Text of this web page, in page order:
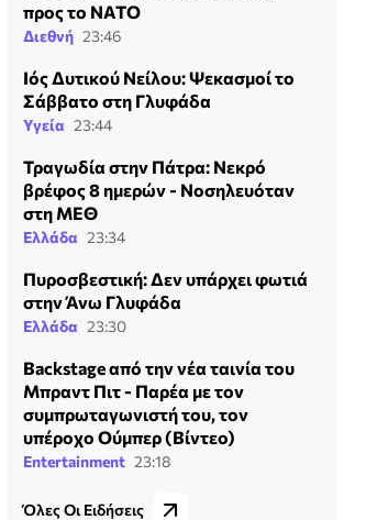
προς το ΝΑΤΟ
Διεθνή 23:46
Ιός Δυτικού Νείλου: Ψεκασμοί το
Σάββατο στη Γλυφάδα
Υγεία 23:44
Τραγωδία στην Πάτρα: Νεκρό
βρέφος 8 ημερών - Νοσηλευόταν
στη ΜΕΘ
Ελλάδα 23:34
Πυροσβεστική: Δεν υπάρχει φωτιά
στην Άνω Γλυφάδα
Ελλάδα 23:30
Backstage από την νέα ταινία του
Μπραντ Πιτ - Παρέα με τον
συμπρωταγωνιστή του, τον
υπέροχο Ούμπερ (Βίντεο)
Entertainment 23:18
Όλες Οι Ειδήσεις